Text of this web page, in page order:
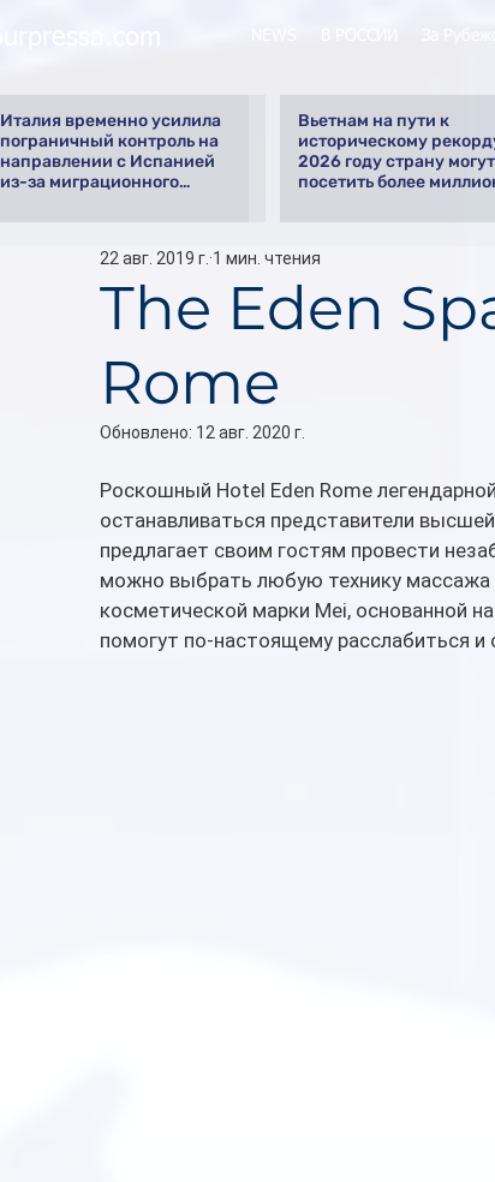
Италия временно усилила
пограничный контроль на
направлении с Испанией
из-за миграционного
Вьетнам на пути к
историческому
2026 году страну могут
посетить более
The Eden
Rome
22 авг. 2019 г. 1 мин. чтения
Обновлено: 12 авг. 2020 г.
Роскошный Hotel Eden Rome
останавливаться представители
предлагает своим гостям провести
можно выбрать любую технику массажа
косметической марки Mei, основанной
помогут по-настоящему расслабиться